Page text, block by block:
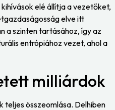
elé állítja a vezetőket,
elve itt
a szinten tartásához, így az
entrópiához vezet, ahol a
milliárdok
összeomlása. Delhiben